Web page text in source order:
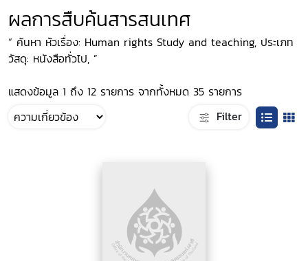
ผลการสืบค้นสารสนเทศ
“ ค้นหา หัวเรื่อง: Human rights Study and teaching, ประเภท
วัสดุ: หนังสือทั่วไป, ”
แสดงข้อมูล 1 ถึง 12 รายการ จากทั้งหมด 35 รายการ
Filter